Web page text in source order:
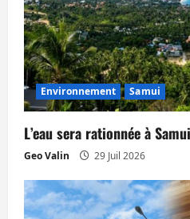
n
d
’
a
r
t
Environnement Samui
L’eau sera rationnée à
Geo Valin 29 Juil 2026